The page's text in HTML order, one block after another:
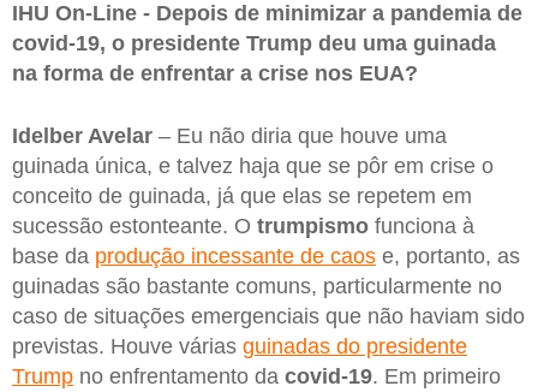
IHU On-Line - Depois de minimizar a pandemia de
covid-19, o presidente Trump deu uma guinada
na forma de enfrentar a crise nos EUA?
Idelber Avelar – Eu não diria que houve uma
guinada única, e talvez haja que se pôr em crise o
conceito de guinada, já que elas se repetem em
sucessão estonteante. O trumpismo funciona à
base da produção incessante de caos e, portanto, as
guinadas são bastante comuns, particularmente no
caso de situações emergenciais que não haviam sido
previstas. Houve várias guinadas do presidente
Trump no enfrentamento da covid-19. Em primeiro